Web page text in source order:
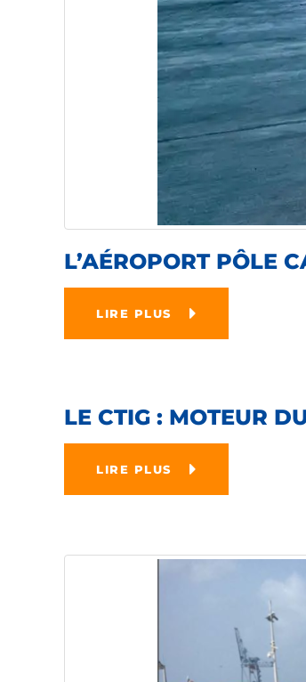
L’AÉROPORT PÔLE
LIRE PLUS
LE CTIG : MOTEUR
LIRE PLUS